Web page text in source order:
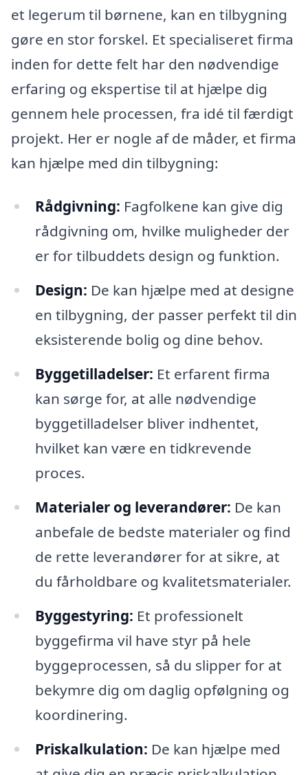
et legerum til børnene, kan en tilbygning
gøre en stor forskel. Et specialiseret firma
inden for dette felt har den nødvendige
erfaring og ekspertise til at hjælpe dig
gennem hele processen, fra idé til færdigt
projekt. Her er nogle af de måder, et firma
kan hjælpe med din tilbygning:
Rådgivning: Fagfolkene kan give dig
rådgivning om, hvilke muligheder der
er for tilbuddets design og funktion.
Design: De kan hjælpe med at designe
en tilbygning, der passer perfekt til din
eksisterende bolig og dine behov.
Byggetilladelser: Et erfarent firma
kan sørge for, at alle nødvendige
byggetilladelser bliver indhentet,
hvilket kan være en tidkrevende
proces.
Materialer og leverandører: De kan
anbefale de bedste materialer og find
de rette leverandører for at sikre, at
du fårholdbare og kvalitetsmaterialer.
Byggestyring: Et professionelt
byggefirma vil have styr på hele
byggeprocessen, så du slipper for at
bekymre dig om daglig opfølgning og
koordinering.
Priskalkulation: De kan hjælpe med